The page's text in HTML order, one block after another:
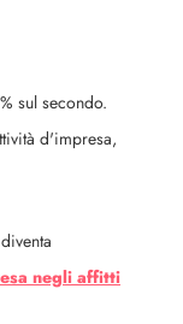
sul secondo.
d'impresa,
negli affitti